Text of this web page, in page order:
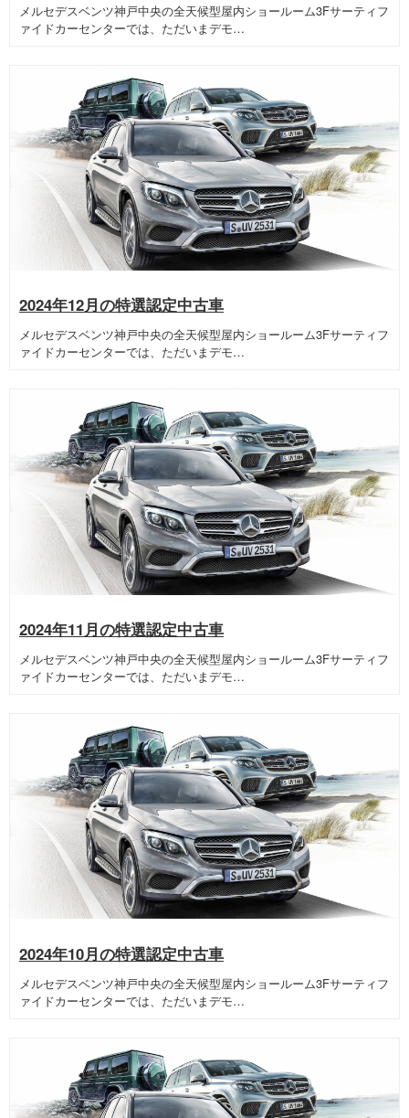
メルセデスベンツ神戸中央の全天候型屋内ショールーム3Fサーティフ
ァイドカーセンターでは、ただいまデモ…
2024年12月の特選認定中古車
メルセデスベンツ神戸中央の全天候型屋内ショールーム3Fサーティフ
ァイドカーセンターでは、ただいまデモ…
2024年11月の特選認定中古車
メルセデスベンツ神戸中央の全天候型屋内ショールーム3Fサーティフ
ァイドカーセンターでは、ただいまデモ…
2024年10月の特選認定中古車
メルセデスベンツ神戸中央の全天候型屋内ショールーム3Fサーティフ
ァイドカーセンターでは、ただいまデモ…